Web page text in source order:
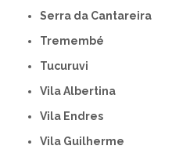
Serra da Cantareira
Tremembé
Tucuruvi
Vila Albertina
Vila Endres
Vila Guilherme